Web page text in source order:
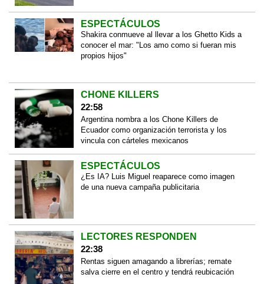
ESPECTÁCULOS
Shakira conmueve al llevar a los Ghetto Kids a
conocer el mar: "Los amo como si fueran mis
propios hijos"
CHONE KILLERS
22:58
Argentina nombra a los Chone Killers de
Ecuador como organización terrorista y los
vincula con cárteles mexicanos
ESPECTÁCULOS
¿Es IA? Luis Miguel reaparece como imagen
de una nueva campaña publicitaria
LECTORES RESPONDEN
22:38
Rentas siguen amagando a librerías; remate
salva cierre en el centro y tendrá reubicación